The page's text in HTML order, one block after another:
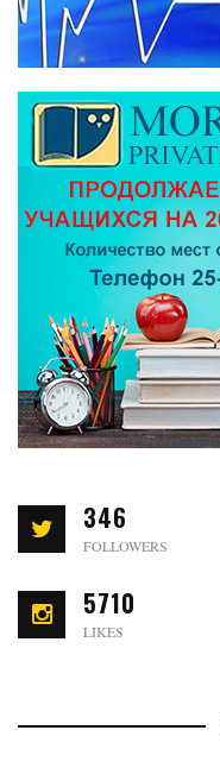
346
FOLLOWERS
5710
LIKES